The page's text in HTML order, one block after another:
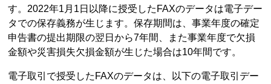
す。2022年1月1日以降に授受したFAXのデータは電子デー
タでの保存義務が生じます。保存期間は、事業年度の確定
申告書の提出期限の翌日から7年間、また事業年度で欠損
金額や災害損失欠損金額が生じた場合は10年間です。
電子取引で授受したFAXのデータは、以下の電子取引デー